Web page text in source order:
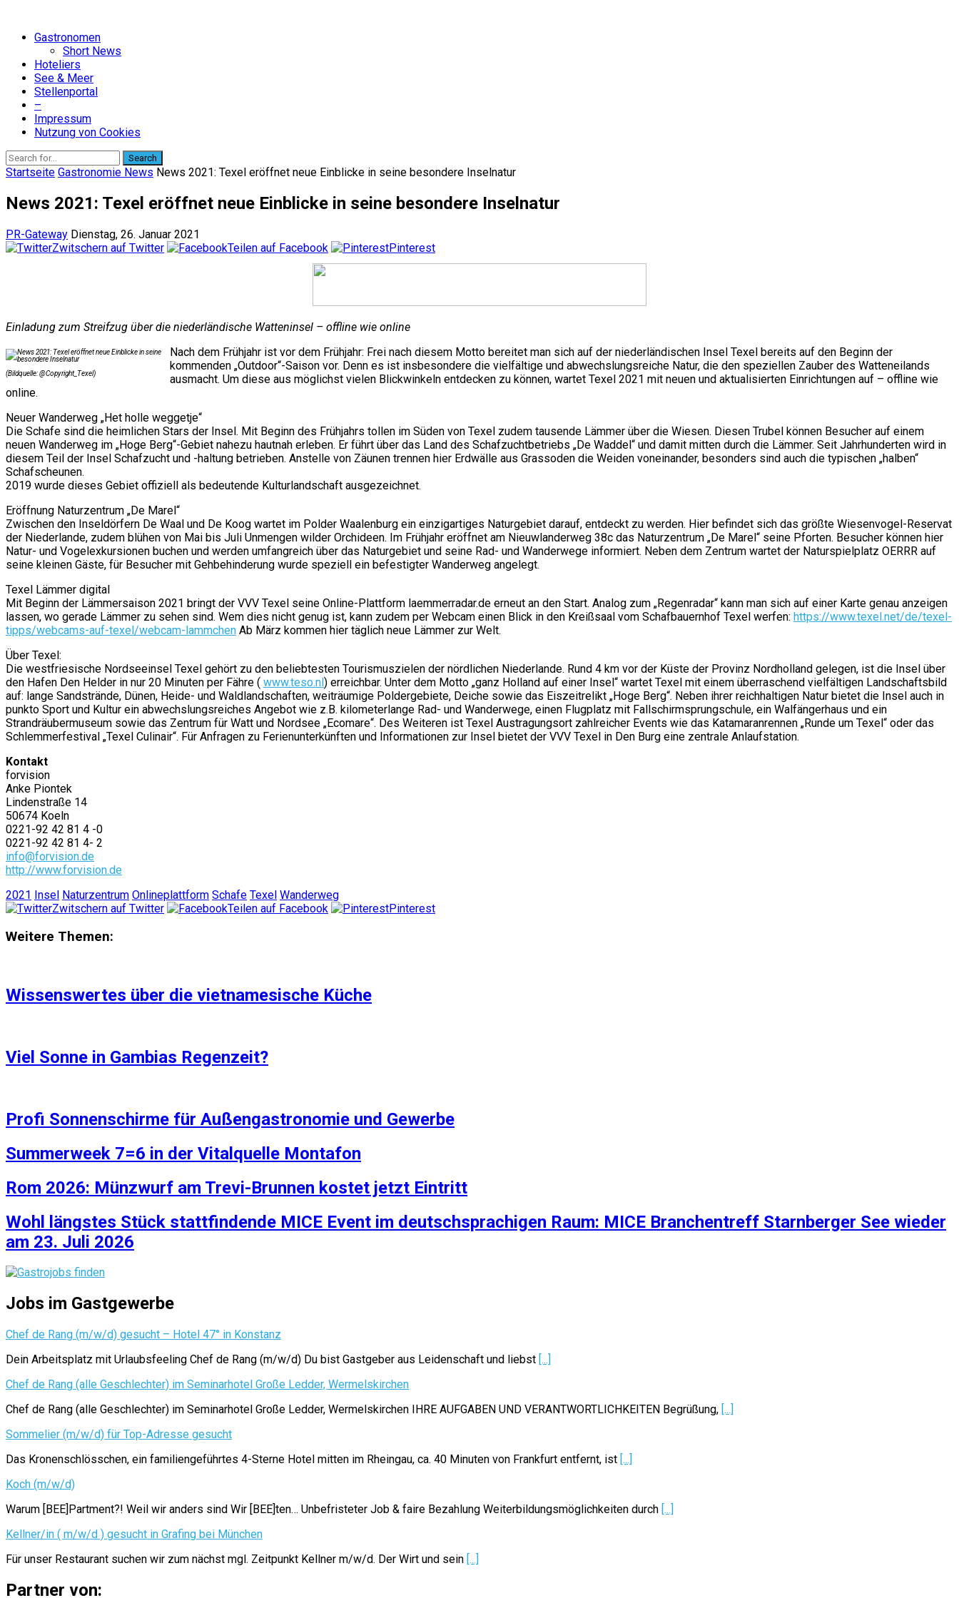
Gastronomen
Short News
Hoteliers
See & Meer
Stellenportal
–
Impressum
Nutzung von Cookies
Search
Startseite Gastronomie News News 2021: Texel eröffnet neue Einblicke in seine besondere Inselnatur
News 2021: Texel eröffnet neue Einblicke in seine besondere Inselnatur
PR-Gateway Dienstag, 26. Januar 2021
Zwitschern auf Twitter
Teilen auf Facebook Pinterest
Einladung zum Streifzug über die niederländische Watteninsel – offline wie online
(Bildquelle: @Copyright_Texel)
Nach dem Frühjahr ist vor dem Frühjahr: Frei nach diesem Motto bereitet man sich auf der niederländischen Insel Texel bereits auf den Beginn der
kommenden „Outdoor“-Saison vor. Denn es ist insbesondere die vielfältige und abwechslungsreiche Natur, die den speziellen Zauber des Watteneilands
ausmacht. Um diese aus möglichst vielen Blickwinkeln entdecken zu können, wartet Texel 2021 mit neuen und aktualisierten Einrichtungen auf – offline wie
online.
Neuer Wanderweg „Het holle weggetje“
Die Schafe sind die heimlichen Stars der Insel. Mit Beginn des Frühjahrs tollen im Süden von Texel zudem tausende Lämmer über die Wiesen. Diesen Trubel können Besucher auf einem
neuen Wanderweg im „Hoge Berg“-Gebiet nahezu hautnah erleben. Er führt über das Land des Schafzuchtbetriebs „De Waddel“ und damit mitten durch die Lämmer. Seit Jahrhunderten wird in
diesem Teil der Insel Schafzucht und -haltung betrieben. Anstelle von Zäunen trennen hier Erdwälle aus Grassoden die Weiden voneinander, besonders sind auch die typischen „halben“
Schafscheunen.
2019 wurde dieses Gebiet offiziell als bedeutende Kulturlandschaft ausgezeichnet.
Eröffnung Naturzentrum „De Marel“
Zwischen den Inseldörfern De Waal und De Koog wartet im Polder Waalenburg ein einzigartiges Naturgebiet darauf, entdeckt zu werden. Hier befindet sich das größte Wiesenvogel-Reservat
der Niederlande, zudem blühen von Mai bis Juli Unmengen wilder Orchideen. Im Frühjahr eröffnet am Nieuwlanderweg 38c das Naturzentrum „De Marel“ seine Pforten. Besucher können hier
Natur- und Vogelexkursionen buchen und werden umfangreich über das Naturgebiet und seine Rad- und Wanderwege informiert. Neben dem Zentrum wartet der Naturspielplatz OERRR auf
seine kleinen Gäste, für Besucher mit Gehbehinderung wurde speziell ein befestigter Wanderweg angelegt.
Texel Lämmer digital
Mit Beginn der Lämmersaison 2021 bringt der VVV Texel seine Online-Plattform laemmerradar.de erneut an den Start. Analog zum „Regenradar“ kann man sich auf einer Karte genau anzeigen
lassen, wo gerade Lämmer zu sehen sind. Wem dies nicht genug ist, kann zudem per Webcam einen Blick in den Kreißsaal vom Schafbauernhof Texel werfen: https://www.texel.net/de/texel-
tipps/webcams-auf-texel/webcam-lammchen Ab März kommen hier täglich neue Lämmer zur Welt.
Über Texel:
Die westfriesische Nordseeinsel Texel gehört zu den beliebtesten Tourismuszielen der nördlichen Niederlande. Rund 4 km vor der Küste der Provinz Nordholland gelegen, ist die Insel über
den Hafen Den Helder in nur 20 Minuten per Fähre ( www.teso.nl) erreichbar. Unter dem Motto „ganz Holland auf einer Insel“ wartet Texel mit einem überraschend vielfältigen Landschaftsbild
auf: lange Sandstrände, Dünen, Heide- und Waldlandschaften, weiträumige Poldergebiete, Deiche sowie das Eiszeitrelikt „Hoge Berg“. Neben ihrer reichhaltigen Natur bietet die Insel auch in
punkto Sport und Kultur ein abwechslungsreiches Angebot wie z.B. kilometerlange Rad- und Wanderwege, einen Flugplatz mit Fallschirmsprungschule, ein Walfängerhaus und ein
Strandräubermuseum sowie das Zentrum für Watt und Nordsee „Ecomare“. Des Weiteren ist Texel Austragungsort zahlreicher Events wie das Katamaranrennen „Runde um Texel“ oder das
Schlemmerfestival „Texel Culinair“. Für Anfragen zu Ferienunterkünften und Informationen zur Insel bietet der VVV Texel in Den Burg eine zentrale Anlaufstation.
Kontakt
forvision
Anke Piontek
Lindenstraße 14
50674 Koeln
0221-92 42 81 4 -0
0221-92 42 81 4- 2
info@forvision.de
http://www.forvision.de
2021 Insel Naturzentrum Onlineplattform Schafe Texel Wanderweg
Zwitschern auf Twitter
Teilen auf Facebook Pinterest
Weitere Themen:
Wissenswertes über die vietnamesische Küche
Viel Sonne in Gambias Regenzeit?
Profi Sonnenschirme für Außengastronomie und Gewerbe
Summerweek 7=6 in der Vitalquelle Montafon
Rom 2026: Münzwurf am Trevi-Brunnen kostet jetzt Eintritt
Wohl längstes Stück stattfindende MICE Event im deutschsprachigen Raum: MICE Branchentreff Starnberger See wieder
am 23. Juli 2026
Jobs im Gastgewerbe
Chef de Rang (m/w/d) gesucht – Hotel 47° in Konstanz
Dein Arbeitsplatz mit Urlaubsfeeling Chef de Rang (m/w/d) Du bist Gastgeber aus Leidenschaft und liebst [...]
Chef de Rang (alle Geschlechter) im Seminarhotel Große Ledder, Wermelskirchen
Chef de Rang (alle Geschlechter) im Seminarhotel Große Ledder, Wermelskirchen IHRE AUFGABEN UND VERANTWORTLICHKEITEN Begrüßung, [...]
Sommelier (m/w/d) für Top-Adresse gesucht
Das Kronenschlösschen, ein familiengeführtes 4-Sterne Hotel mitten im Rheingau, ca. 40 Minuten von Frankfurt entfernt, ist [...]
Koch (m/w/d)
Warum [BEE]Partment?! Weil wir anders sind Wir [BEE]ten… Unbefristeter Job & faire Bezahlung Weiterbildungsmöglichkeiten durch [...]
Kellner/in ( m/w/d ) gesucht in Grafing bei München
Für unser Restaurant suchen wir zum nächst mgl. Zeitpunkt Kellner m/w/d. Der Wirt und sein [...]
Partner von: